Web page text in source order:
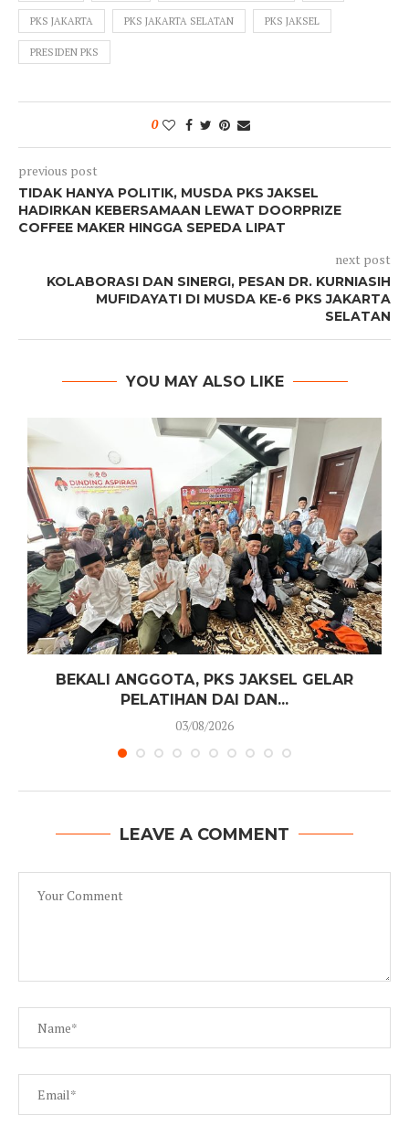
PKS JAKARTA PKS JAKARTA SELATAN PKS JAKSEL
PRESIDEN PKS
0
previous post
TIDAK HANYA POLITIK, MUSDA PKS JAKSEL
HADIRKAN KEBERSAMAAN LEWAT DOORPRIZE
COFFEE MAKER HINGGA SEPEDA LIPAT
next post
KOLABORASI DAN SINERGI, PESAN DR. KURNIASIH
MUFIDAYATI DI MUSDA KE-6 PKS JAKARTA
SELATAN
YOU MAY ALSO LIKE
BEKALI ANGGOTA, PKS JAKSEL GELAR
PELATIHAN DAI DAN...
03/08/2026
LEAVE A COMMENT